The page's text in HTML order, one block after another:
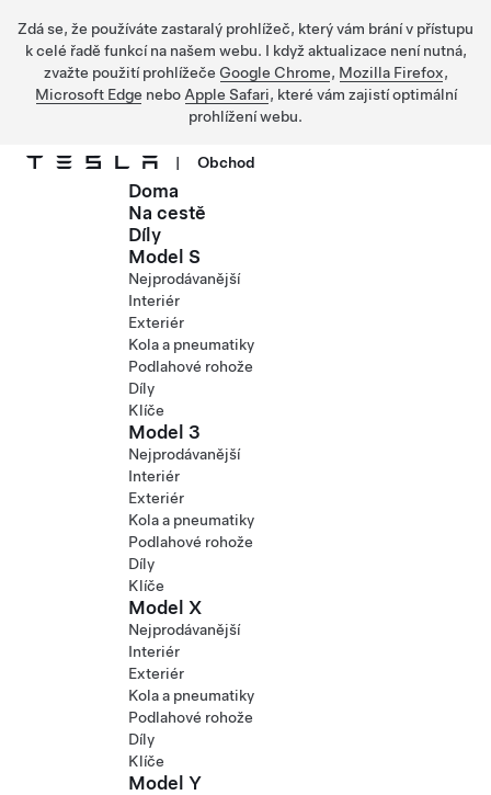
Zdá se, že používáte zastaralý prohlížeč, který vám brání v přístupu
k celé řadě funkcí na našem webu. I když aktualizace není nutná,
zvažte použití prohlížeče Google Chrome, Mozilla Firefox,
Microsoft Edge nebo Apple Safari, které vám zajistí optimální
prohlížení webu.
Přejít na hlavní obsah
| Obchod
Doma
Na cestě
Díly
Model S
Nejprodávanější
Interiér
Exteriér
Kola a pneumatiky
Podlahové rohože
Díly
Klíče
Model 3
Nejprodávanější
Interiér
Exteriér
Kola a pneumatiky
Podlahové rohože
Díly
Klíče
Model X
Nejprodávanější
Interiér
Exteriér
Kola a pneumatiky
Podlahové rohože
Díly
Klíče
Model Y